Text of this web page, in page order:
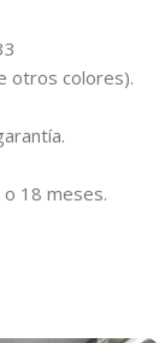
otros colores).
o 18 meses.